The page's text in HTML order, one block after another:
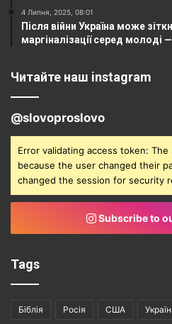
4 Липня, 2025, 08:01
Після війни Україна може
маргіналізації серед молоді
Читайте наш instagram
@slovoproslovo
Error validating access token:
because the user changed their
changed the session for security
Subscribe to
Tags
Біблія Росія США